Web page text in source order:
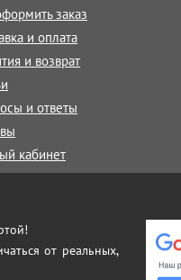
заказ
и оплата
и возврат
и ответы
кабинет
от реальных,